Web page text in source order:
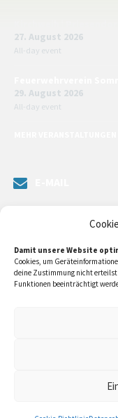
Damit unsere Website
Cookies, um
deine Zustimmung nicht
Funktionen beeinträchtigt
27. August 2026
All-day event
29. August 2026
All-day event
kontaktieren oder
Klicken Siehier…